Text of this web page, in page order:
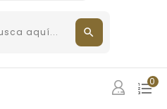
0